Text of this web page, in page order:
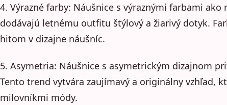
4. Výrazné farby: Náušnice s výraznými farbami ako
dodávajú letnému outfitu štýlový a žiarivý dotyk.
hitom v dizajne náušníc.
5. Asymetria: Náušnice s asymetrickým dizajnom
Tento trend vytvára zaujímavý a originálny vzhľad,
milovníkmi módy.